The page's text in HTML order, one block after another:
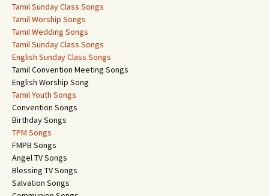
Tamil Sunday Class Songs
Tamil Worship Songs
Tamil Wedding Songs
Tamil Sunday Class Songs
English Sunday Class Songs
Tamil Convention Meeting Songs
English Worship Song
Tamil Youth Songs
Convention Songs
Birthday Songs
TPM Songs
FMPB Songs
Angel TV Songs
Blessing TV Songs
Salvation Songs